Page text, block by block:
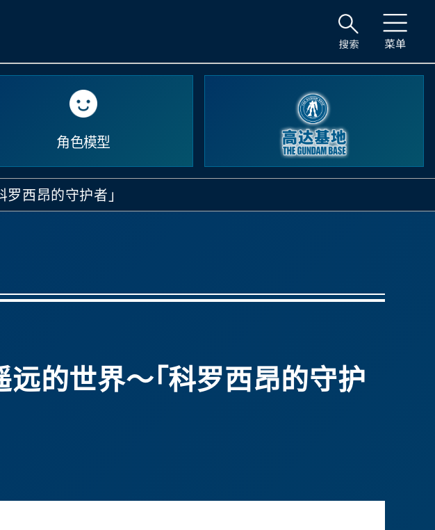
角色模型
罗西昂的守护者」
的世界～「科罗西昂的守护